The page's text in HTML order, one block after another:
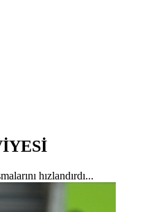
hızlandırdı...